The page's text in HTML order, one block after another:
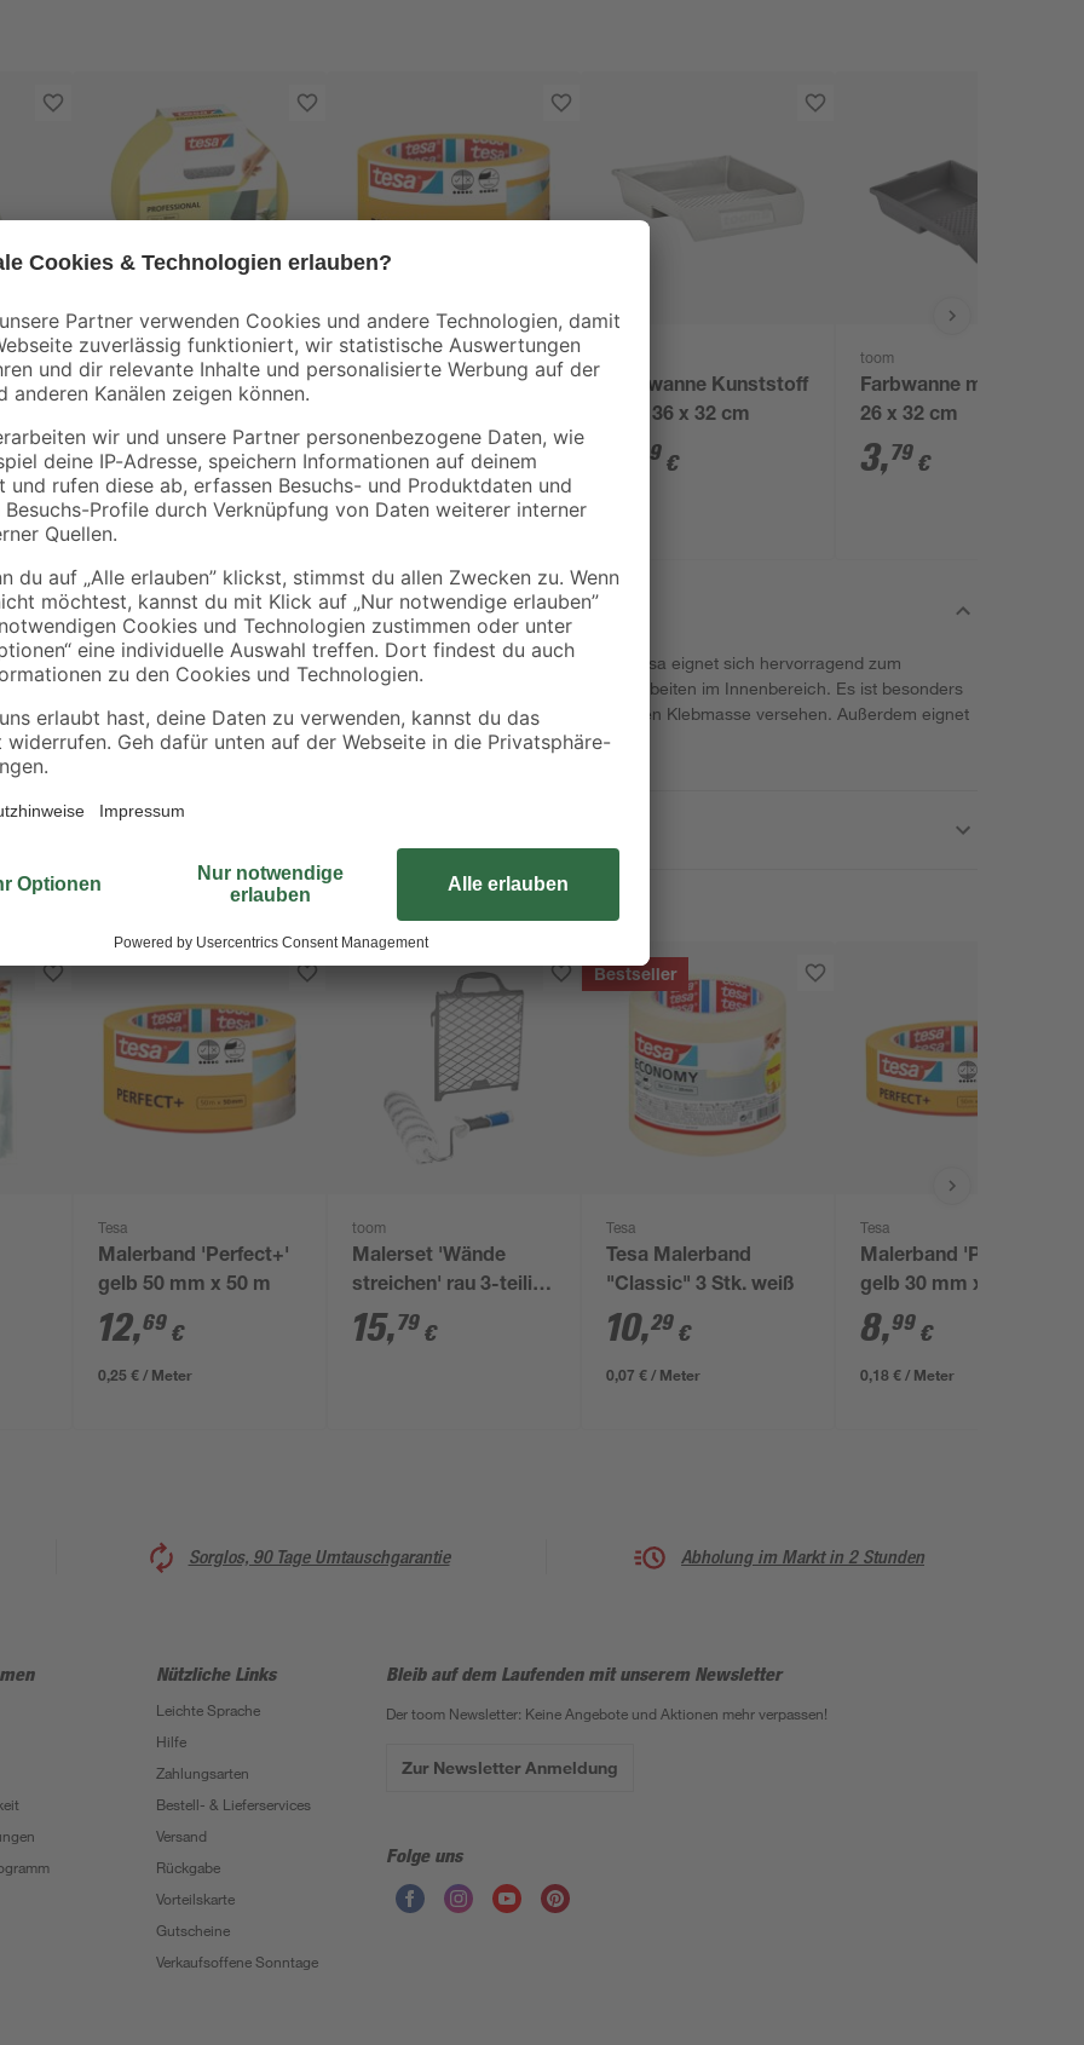
m
Malerband
mm x 50 m
12,29 €
0,25 € / Meter
Tesa
Malerband 'Perfect+'
12,69€
0,25 € / Meter
Farbwanne Kunststoff
grau 36 x 32 cm
59 €
toom
Farbwanne mit Skala
26 x 32 cm
3,79 €
Das reißfeste Profimalerband aus dem Hause Tesa eignet sich hervorragend zum
Abkleben von Kanten und Fußleisten bei Malerarbeiten im Innenbereich. Es ist besonders
leicht zu verarbeiten und mit einer alterungsfesten Klebmasse versehen. Außerdem eignet
es sich für alle gängigen Farben und Lacke.
Tesa
Malerband 'Perfect+'
gelb 50 mm x 50 m
12,69 €
0,25 € / Meter
toom
Malerset 'Wände
streichen' rau 3-teilig
mit Premium-Bügel
15,79 €
Bestseller
Tesa
Tesa Malerband
"Classic" 3 Stk. weiß
10,29 €
0,07 € / Meter
Tesa
Malerband 'Perfect+'
gelb 30 mm x 50 m
8,99 €
0,18 € / Meter
Sorglos, 90 Tage Umtauschgarantie Abholung im Markt in 2 Stunden
Nützliche Links
Leichte Sprache
Hilfe
Zahlungsarten
Bestell- & Lieferservices
Versand
Rückgabe
Vorteilskarte
Gutscheine
Verkaufsoffene Sonntage
Bleib auf dem Laufenden mit unserem Newsletter
Der toom Newsletter: Keine Angebote und Aktionen mehr verpassen!
Zur Newsletter Anmeldung
Folge uns